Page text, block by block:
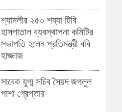
শ্যামলীর ২৫০ শয্যা টিবি
হাসপাতাল ব্যবস্থাপনা কমিটির
সভাপতি হলেন প্রতিমন্ত্রী ববি
হাজ্জাজ
সাবেক যুগ্ম সচিব সৈয়দ জগলুল
পাশা গ্রেপ্তার